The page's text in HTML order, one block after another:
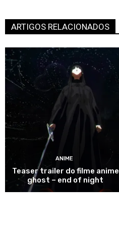
ARTIGOS RELACIONADOS
ANIME
Teaser trailer do filme anime
ghost – end of night